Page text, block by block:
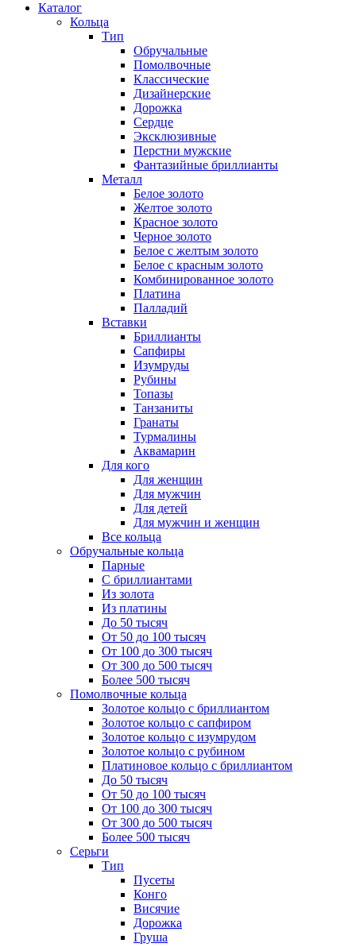
Каталог
Кольца
Тип
Обручальные
Помолвочные
Классические
Дизайнерские
Дорожка
Сердце
Эксклюзивные
Перстни мужские
Фантазийные бриллианты
Металл
Белое золото
Желтое золото
Красное золото
Черное золото
Белое с желтым золото
Белое с красным золото
Комбинированное золото
Платина
Палладий
Вставки
Бриллианты
Сапфиры
Изумруды
Рубины
Топазы
Танзаниты
Гранаты
Турмалины
Аквамарин
Для кого
Для женщин
Для мужчин
Для детей
Для мужчин и женщин
Все кольца
Обручальные кольца
Парные
С бриллиантами
Из золота
Из платины
До 50 тысяч
От 50 до 100 тысяч
От 100 до 300 тысяч
От 300 до 500 тысяч
Более 500 тысяч
Помолвочные кольца
Золотое кольцо с бриллиантом
Золотое кольцо с сапфиром
Золотое кольцо с изумрудом
Золотое кольцо с рубином
Платиновое кольцо с бриллиантом
До 50 тысяч
От 50 до 100 тысяч
От 100 до 300 тысяч
От 300 до 500 тысяч
Более 500 тысяч
Серьги
Тип
Пусеты
Конго
Висячие
Дорожка
Груша